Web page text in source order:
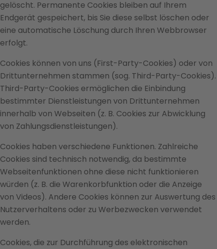
gelöscht. Permanente Cookies bleiben auf Ihrem
Endgerät gespeichert, bis Sie diese selbst löschen oder
eine automatische Löschung durch Ihren Webbrowser
erfolgt.
Cookies können von uns (First-Party-Cookies) oder von
Drittunternehmen stammen (sog. Third-Party-Cookies).
Third-Party-Cookies ermöglichen die Einbindung
bestimmter Dienstleistungen von Drittunternehmen
innerhalb von Webseiten (z. B. Cookies zur Abwicklung
von Zahlungsdienstleistungen).
Cookies haben verschiedene Funktionen. Zahlreiche
Cookies sind technisch notwendig, da bestimmte
Webseitenfunktionen ohne diese nicht funktionieren
würden (z. B. die Warenkorbfunktion oder die Anzeige
von Videos). Andere Cookies können zur Auswertung des
Nutzerverhaltens oder zu Werbezwecken verwendet
werden.
Cookies, die zur Durchführung des elektronischen